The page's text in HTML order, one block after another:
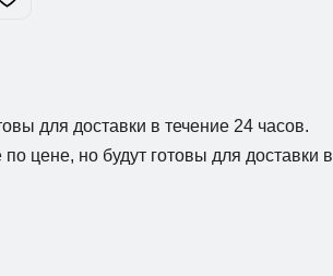
для доставки в течение 24 часов.
цене, но будут готовы для доставки в